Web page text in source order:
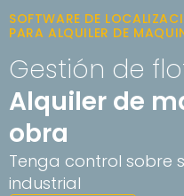
SOFTWARE DE
PARA ALQUILER DE
Gestión de
Alquiler de
obra
Tenga control sobre
industrial